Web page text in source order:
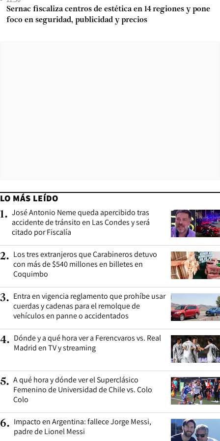
Sernac fiscaliza centros de estética en 14 regiones y pone
foco en seguridad, publicidad y precios
LO MÁS LEÍDO
1. José Antonio Neme queda apercibido tras
accidente de tránsito en Las Condes y será
citado por Fiscalía
2. Los tres extranjeros que Carabineros detuvo
con más de $540 millones en billetes en
Coquimbo
3. Entra en vigencia reglamento que prohíbe usar
cuerdas y cadenas para el remolque de
vehículos en panne o accidentados
4. Dónde y a qué hora ver a Ferencvaros vs. Real
Madrid en TV y streaming
5. A qué hora y dónde ver el Superclásico
Femenino de Universidad de Chile vs. Colo
Colo
6. Impacto en Argentina: fallece Jorge Messi,
padre de Lionel Messi